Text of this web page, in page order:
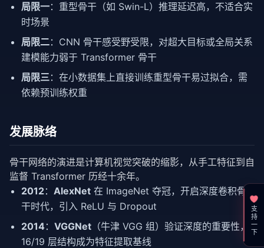
局限一：重型骨干（如 Swin-L）推理延迟高，不适合实
时场景
局限二：CNN 骨干感受野受限，对超大目标或全局关系
建模能力弱于 Transformer 骨干
局限三：在小数据集上直接训练重型骨干易过拟合，需
依赖预训练权重
发展脉络
骨干网络的演进是计算机视觉突破的缩影，从手工特征到自
监督 Transformer 历经十余年。
2012： AlexNet 在 ImageNet 夺冠，开启深度卷积骨
干时代，引入 ReLU 与 Dropout
2014 ： VGGNet （牛津 VGG 组）验证深度的重要性，
16/19 层结构成为特征提取基线
支持一下